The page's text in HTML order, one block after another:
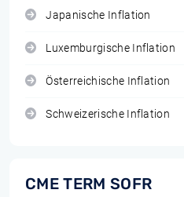
Japanische Inflation
Luxemburgische Inflation
Österreichische Inflation
Schweizerische Inflation
CME TERM SOFR